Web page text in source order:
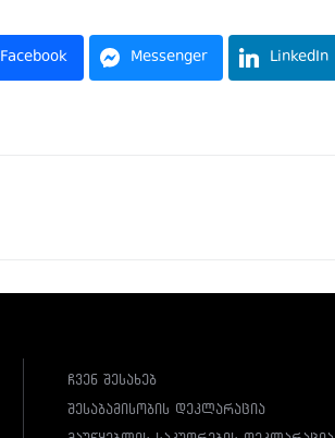
Facebook Messenger LinkedIn
ჩვენ შესახებ
შესაბამისობის დეკლარაცია